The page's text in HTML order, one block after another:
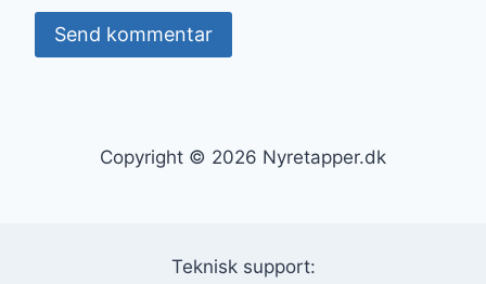
Copyright © 2026 Nyretapper.dk
Teknisk support: